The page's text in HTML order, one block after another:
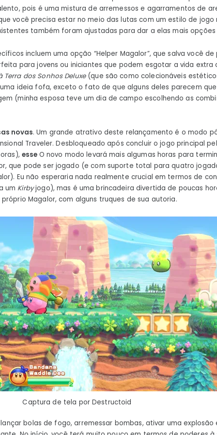
pois é uma mistura de arremessos e agarramentos de
você precisa estar no meio das lutas com um estilo de jogo
também foram ajustadas para dar a elas mais opções
incluem uma opção “Helper Magalor”, que salva você
para jovens ou iniciantes que podem esgotar a vida extra
Terra dos Sonhos Deluxe(que são como colecionáveis
ideia fofa, exceto o fato de que alguns deles parecem
(minha esposa teve um dia de campo escolhendo as
novas. Um grande atrativo deste relançamento é o modo
Traveler. Desbloqueado após concluir o jogo principal
esse O novo modo levará mais algumas horas para
que pode ser jogado (e com suporte total para quatro
Eu não esperaria nada realmente crucial em termos de
um Kirbyjogo), mas é uma brincadeira divertida de poucas
Magalor, com alguns truques de sua autoria.
Captura de tela por Destructoid
bolas de fogo, arremessar bombas, ativar uma explosão